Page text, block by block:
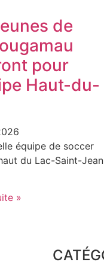
de
pour
Haut-du-
équipe de soccer
du Lac-Saint-
»